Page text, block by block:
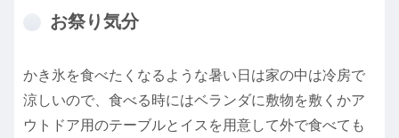
お祭り気分
かき氷を食べたくなるような暑い日は家の中は冷房で
涼しいので、食べる時にはベランダに敷物を敷くかア
ウトドア用のテーブルとイスを用意して外で食べても